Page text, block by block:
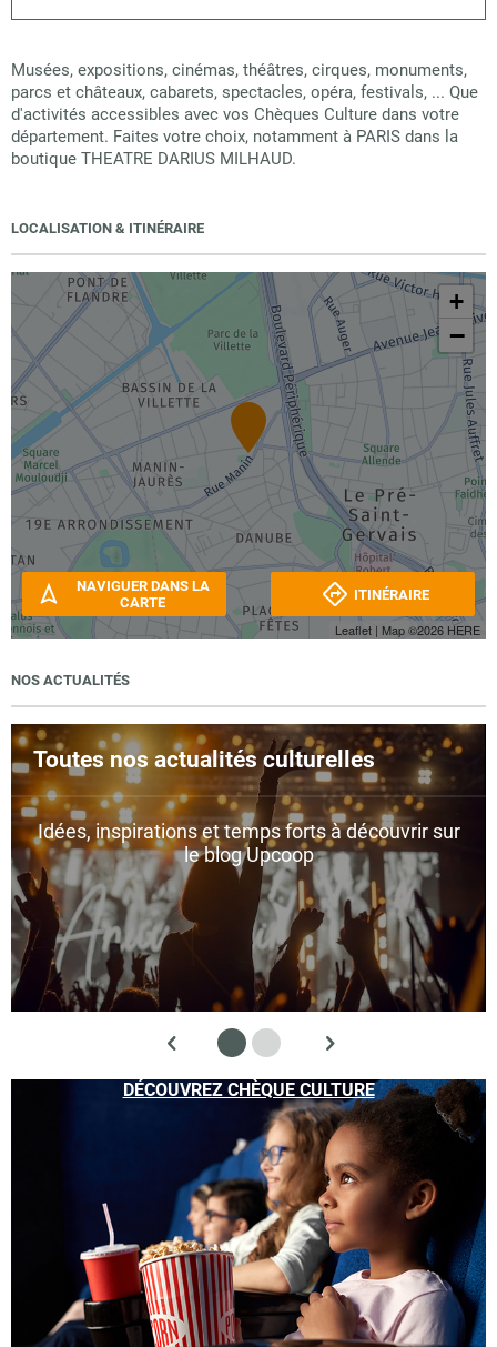
Musées, expositions, cinémas, théâtres, cirques, monuments,
parcs et châteaux, cabarets, spectacles, opéra, festivals, ... Que
d'activités accessibles avec vos Chèques Culture dans votre
département. Faites votre choix, notamment à PARIS dans la
boutique THEATRE DARIUS MILHAUD.
LOCALISATION & ITINÉRAIRE
+
−
Leaflet | Map ©2026 HERE
NAVIGUER DANS LA
CARTE
ITINÉRAIRE
NOS ACTUALITÉS
Toutes nos actualités culturelles
Idées, inspirations et temps forts à découvrir sur
le blog Upcoop
DÉCOUVREZ CHÈQUE CULTURE